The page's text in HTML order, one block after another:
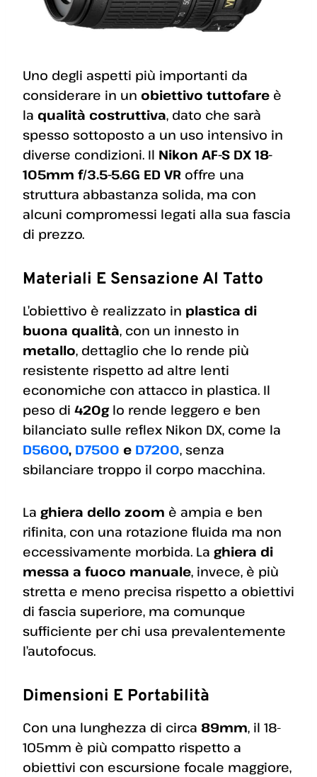
Uno degli aspetti più importanti da
considerare in un obiettivo tuttofare è
la qualità costruttiva, dato che sarà
spesso sottoposto a un uso intensivo in
diverse condizioni. Il Nikon AF-S DX 18-
105mm f/3.5-5.6G ED VR offre una
struttura abbastanza solida, ma con
alcuni compromessi legati alla sua fascia
di prezzo.
Materiali E Sensazione Al Tatto
L’obiettivo è realizzato in plastica di
buona qualità, con un innesto in
metallo, dettaglio che lo rende più
resistente rispetto ad altre lenti
economiche con attacco in plastica. Il
peso di 420glo rende leggero e ben
bilanciato sulle reflex Nikon DX, come la
D5600, D7500 e D7200, senza
sbilanciare troppo il corpo macchina.
La ghiera dello zoom è ampia e ben
rifinita, con una rotazione fluida ma non
eccessivamente morbida. La ghiera di
messa a fuoco manuale, invece, è più
stretta e meno precisa rispetto a obiettivi
di fascia superiore, ma comunque
sufficiente per chi usa prevalentemente
l’autofocus.
Dimensioni E Portabilità
Con una lunghezza di circa 89mm, il 18-
105mm è più compatto rispetto a
obiettivi con escursione focale maggiore,